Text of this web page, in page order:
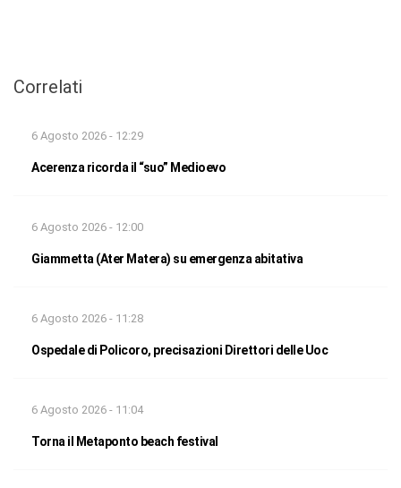
Correlati
6 Agosto 2026 - 12:29
Acerenza ricorda il “suo” Medioevo
6 Agosto 2026 - 12:00
Giammetta (Ater Matera) su emergenza abitativa
6 Agosto 2026 - 11:28
Ospedale di Policoro, precisazioni Direttori delle Uoc
6 Agosto 2026 - 11:04
Torna il Metaponto beach festival